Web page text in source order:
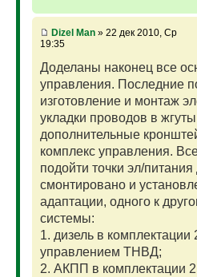
Dizel Man» 22 дек 2010, Ср
19:35
Доделаны наконец все
управления. Последние
изготовление и монтаж
укладки проводов в
дополнительные
комплекс управления.
подойти точки эл/
смонтировано и
адаптации, одного к
системы:
1. дизель в комплектации
управлением ТНВД;
2. АКПП в комплектации